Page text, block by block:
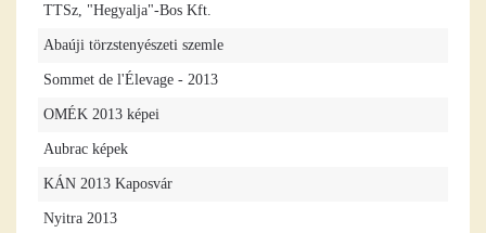
TTSz, "Hegyalja"-Bos Kft.
Abaúji törzstenyészeti szemle
Sommet de l'Élevage - 2013
OMÉK 2013 képei
Aubrac képek
KÁN 2013 Kaposvár
Nyitra 2013